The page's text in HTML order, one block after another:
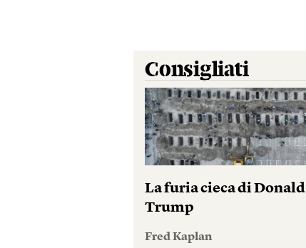
Consigliati
La furia cieca di Donald
Trump
Fred Kaplan